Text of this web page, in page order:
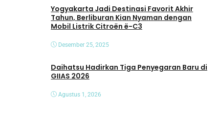
Yogyakarta Jadi Destinasi Favorit Akhir
Tahun, Berliburan Kian Nyaman dengan
Mobil Listrik Citroën ë-C3
Desember 25, 2025
Daihatsu Hadirkan Tiga Penyegaran Baru di
GIIAS 2026
Agustus 1, 2026